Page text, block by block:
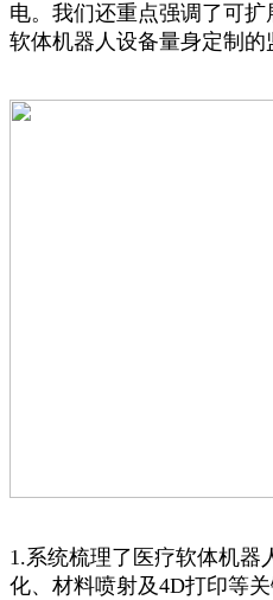
电。我们还重点强调了可
软体机器人设备量身定制的
1.系统梳理了医疗软体机器
化、材料喷射及4D打印等